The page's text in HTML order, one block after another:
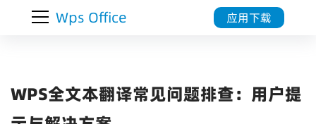
Wps Office 应用下载
WPS全文本翻译常见问题排查：用户提